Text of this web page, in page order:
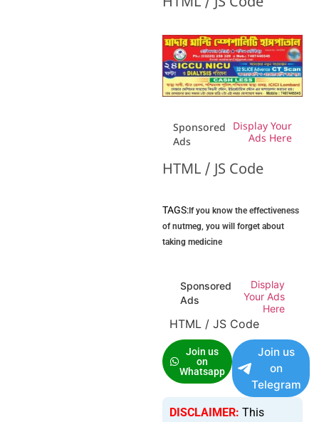
Sponsored
Ads
Display Your
Ads Here
HTML / JS Code
TAGS:If you know the effectiveness
of nutmeg, you will forget about
taking medicine
Sponsored
Ads
Display
Your Ads
Here
HTML / JS Code
Join us
on
Whatsapp
Join us
on
Telegram
DISCLAIMER: This